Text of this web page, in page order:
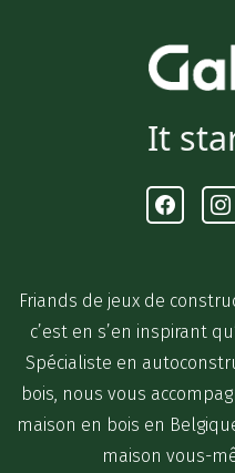
It
Friands de jeux de
c’est en s’en inspirant
Spécialiste en
bois, nous vous
maison en bois en
maison vous-